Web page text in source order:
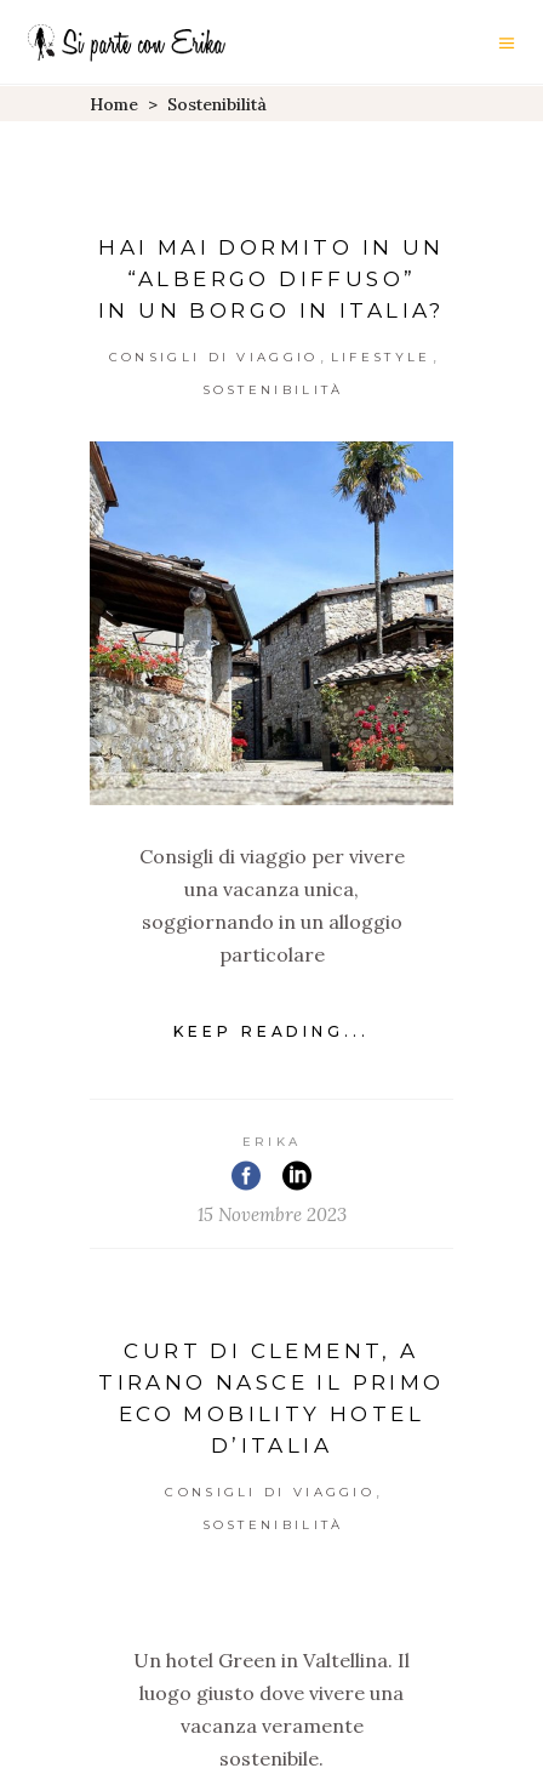
Home > Sostenibilità
HAI MAI DORMITO IN UN
“ALBERGO DIFFUSO”
IN UN BORGO IN ITALIA?
CONSIGLI DI VIAGGIO LIFESTYLE
SOSTENIBILITÀ
Consigli di viaggio per vivere
una vacanza unica,
soggiornando in un alloggio
particolare
KEEP READING...
ERIKA
15 Novembre 2023
CURT DI CLEMENT, A
TIRANO NASCE IL PRIMO
ECO MOBILITY HOTEL
D’ITALIA
CONSIGLI DI VIAGGIO
SOSTENIBILITÀ
Un hotel Green in Valtellina. Il
luogo giusto dove vivere una
vacanza veramente
sostenibile.